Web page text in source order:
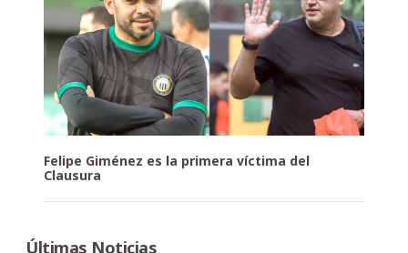
Felipe Giménez es la primera víctima del
Clausura
Últimas Noticias